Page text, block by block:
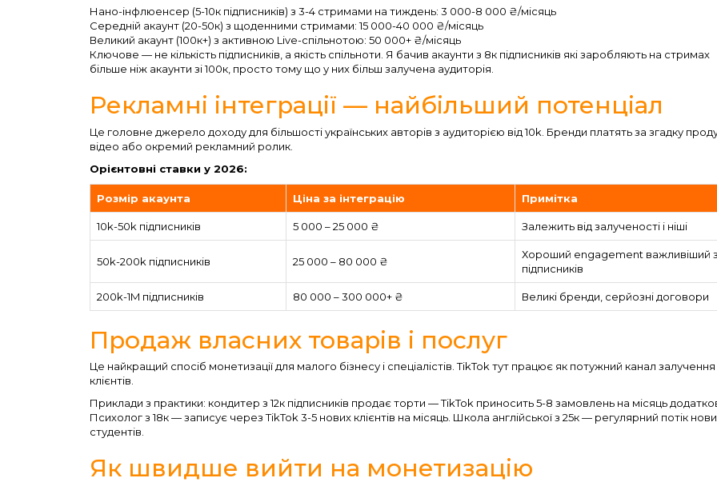
Нано-інфлюенсер (5-10к підписників) з 3-4 стримами на тиждень: 3 000-8 000 ₴/місяць
Середній акаунт (20-50к) з щоденними стримами: 15 000-40 000 ₴/місяць
Великий акаунт (100к+) з активною Live-спільнотою: 50 000+ ₴/місяць
Ключове — не кількість підписників, а якість спільноти. Я бачив акаунти з 8к підписників які заробляють на стримах
більше ніж акаунти зі 100к, просто тому що у них більш залучена аудиторія.
Рекламні інтеграції — найбільший потенціал
Це головне джерело доходу для більшості українських авторів з аудиторією від 10k. Бренди платять за згадку
відео або окремий рекламний ролик.
Орієнтовні ставки у 2026:
Розмір акаунта Ціна за інтеграцію Примітка
10k-50k підписників 5 000 – 25 000 ₴ Залежить від залученості і ніші
50k-200k підписників 25 000 – 80 000 ₴
Хороший engagement важливіший
підписників
200k-1M підписників 80 000 – 300 000+ ₴ Великі бренди, серйозні договори
Продаж власних товарів і послуг
Це найкращий спосіб монетизації для малого бізнесу і спеціалістів. TikTok тут працює як потужний канал залучення
клієнтів.
Приклади з практики: кондитер з 12к підписників продає торти — TikTok приносить 5-8 замовлень на місяць
Психолог з 18к — записує через TikTok 3-5 нових клієнтів на місяць. Школа англійської з 25к — регулярний потік
студентів.
Як швидше вийти на монетизацію